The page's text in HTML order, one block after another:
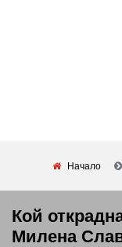
Начало
Кой
Милена